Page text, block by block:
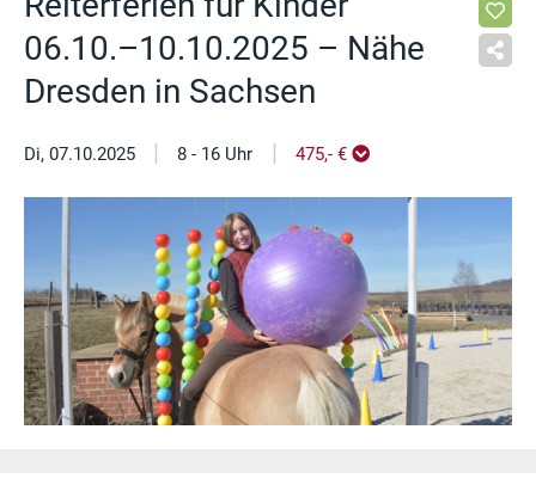
06.10.–10.10.2025 – Nähe
Dresden in Sachsen
Di, 07.10.2025 | 8 - 16 Uhr | 475,- €